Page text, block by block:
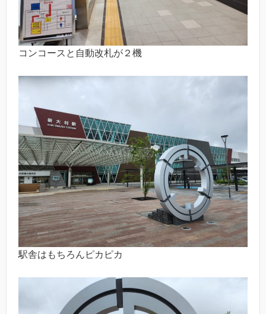
コンコースと自動改札が２機
駅舎はもちろんピカピカ